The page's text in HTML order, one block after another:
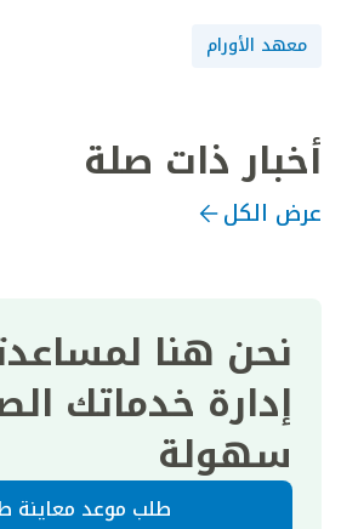
معهد الأورام
أخبار ذات صلة
عرض الكل
نحن هنا
إدارة خدماتك
سهولة
طلب موعد معاينة